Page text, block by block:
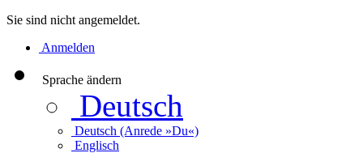
Sie sind nicht angemeldet.
Anmelden
Sprache ändern
Deutsch
Deutsch (Anrede »Du«)
Englisch